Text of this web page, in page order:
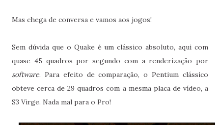
Mas chega de conversa e vamos aos jogos!
Sem dúvida que o Quake é um clássico absoluto, aqui com
quase 45 quadros por segundo com a renderização por
software. Para efeito de comparação, o Pentium clássico
obteve cerca de 29 quadros com a mesma placa de vídeo, a
S3 Virge. Nada mal para o Pro!